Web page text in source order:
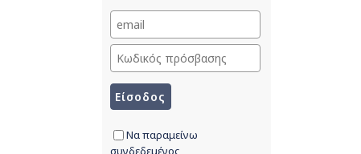
Να παραμείνω
συνδεδεμένος